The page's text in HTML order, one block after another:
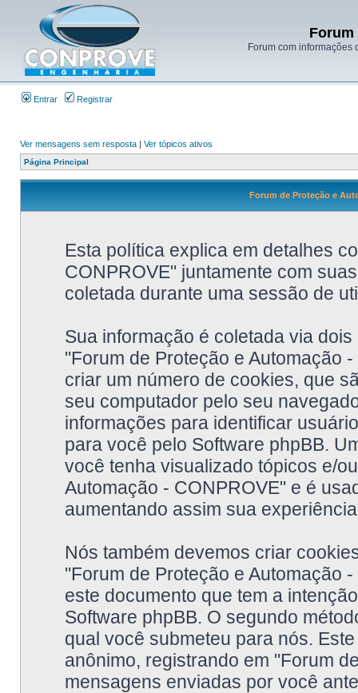
Forum
Forum com informações
Entrar Registrar
Ver mensagens sem resposta | Ver tópicos ativos
Página Principal
Forum de Proteção e
Esta política explica em detalhes
CONPROVE" juntamente com
coletada durante uma sessão de
Sua informação é coletada via
"Forum de Proteção e Automação
criar um número de cookies, que
seu computador pelo seu
informações para identificar
para você pelo Software phpBB.
você tenha visualizado tópicos e/
Automação - CONPROVE" e é
aumentando assim sua
Nós também devemos criar
"Forum de Proteção e Automação
este documento que tem a
Software phpBB. O segundo
qual você submeteu para nós.
anônimo, registrando em "Forum
mensagens enviadas por você